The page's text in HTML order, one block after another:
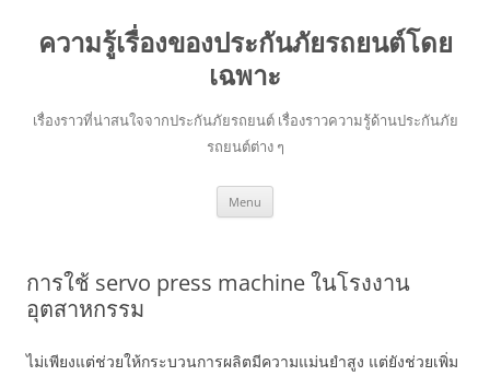
ความรู้เรื่องของประกันภัยรถยนต์โดย
เฉพาะ
เรื่องราวที่น่าสนใจจากประกันภัยรถยนต์ เรื่องราวความรู้ด้านประกันภัย
รถยนต์ต่าง ๆ
Menu
การใช้ servo press machine ในโรงงาน
อุตสาหกรรม
ไม่เพียงแต่ช่วยให้กระบวนการผลิตมีความแม่นยำสูง แต่ยังช่วยเพิ่ม